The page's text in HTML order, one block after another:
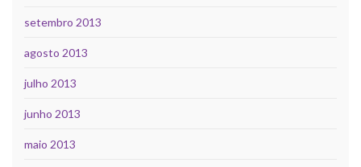
setembro 2013
agosto 2013
julho 2013
junho 2013
maio 2013